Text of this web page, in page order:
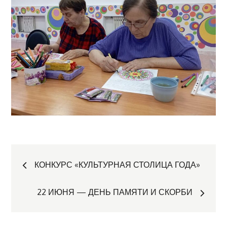
Навигация
КОНКУРС «КУЛЬТУРНАЯ СТОЛИЦА ГОДА»
22 ИЮНЯ — ДЕНЬ ПАМЯТИ И СКОРБИ